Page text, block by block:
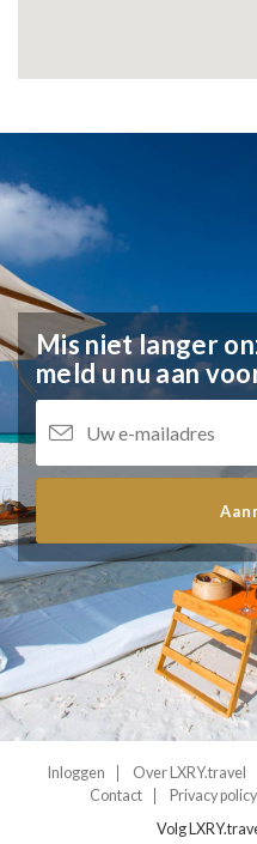
Mis niet langer
meld u nu aan
Inloggen Over LXRY.travel
Contact
Privacy policy
Volg